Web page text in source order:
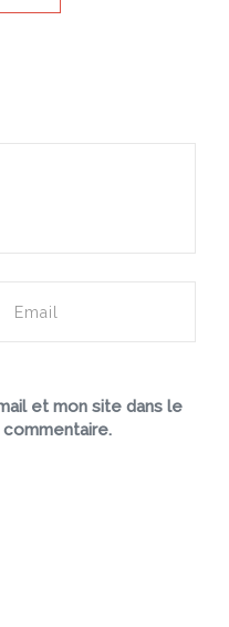
et mon site dans le